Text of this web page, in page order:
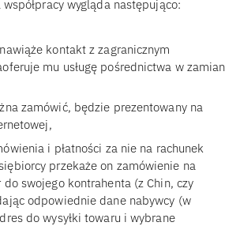
wygląda następująco:
kontakt z zagranicznym
mu usługę pośrednictwa w zamian
zamówić, będzie prezentowany na
i płatności za nie na rachunek
przekaże on zamówienie na
swojego kontrahenta (z Chin, czy
odpowiednie dane nabywcy (w
do wysyłki towaru i wybrane